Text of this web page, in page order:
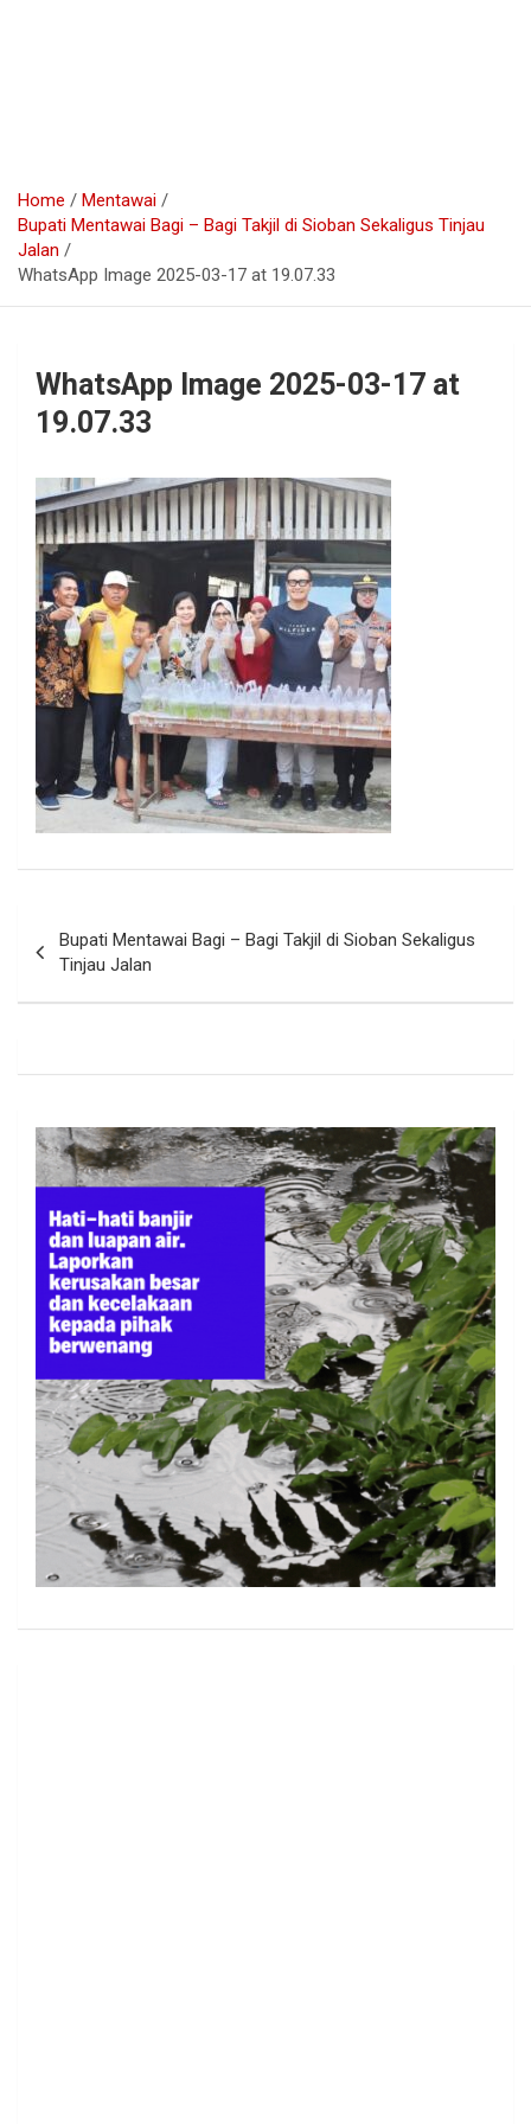
Home
Mentawai
Bupati Mentawai Bagi – Bagi Takjil di Sioban Sekaligus Tinjau
Jalan
WhatsApp Image 2025-03-17 at 19.07.33
WhatsApp Image 2025-03-17 at
19.07.33
pos
Bupati Mentawai Bagi – Bagi Takjil di Sioban Sekaligus
Tinjau Jalan